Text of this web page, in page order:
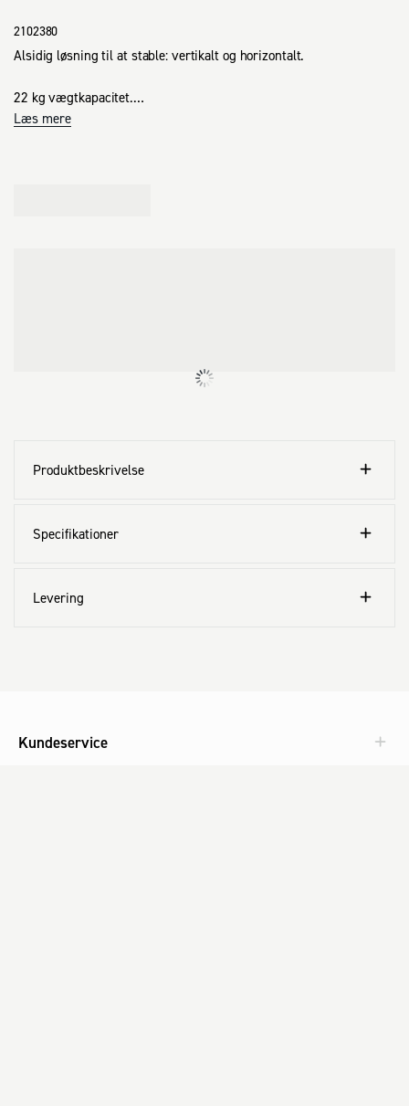
2102380
Alsidig løsning til at stable: vertikalt og horizontalt.
22 kg vægtkapacitet.
Læs mere
Produktbeskrivelse
Specifikationer
Levering
Kundeservice